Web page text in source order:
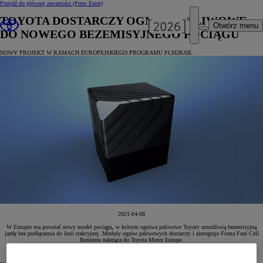
Przejdź do głównej zawartości (Press Enter)
Otwórz menu
TOYOTA DOSTARCZY OGNIWA PALIWOWE
DO NOWEGO BEZEMISYJNEGO POCIĄGU
NOWY PROJEKT W RAMACH EUROPEJSKIEGO PROGRAMU FCH2RAIL
2021-04-08
W Europie ma powstać nowy model pociągu, w którym ogniwa paliwowe Toyoty umożliwią bezemisyjną
jazdę bez podłączenia do linii trakcyjnej. Moduły ogniw paliwowych dostarczy i zintegruje Firma Fuel Cell
Business należąca do Toyota Motor Europe.